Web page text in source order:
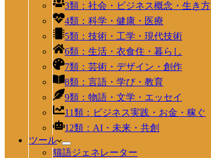
3類：社会・ビジネス概念・生き方
4類：科学・健康・医療
5類：技術・工学・現代技術
6類：生活・衣食住・暮らし
7類：芸術・デザイン・創作
8類：言語・学び・教育
9類：物語・文学・エッセイ
11類：ビジネス実践・お金・稼ぐ
12類：AI・未来・共創
ツール
猫語ジェネレーター